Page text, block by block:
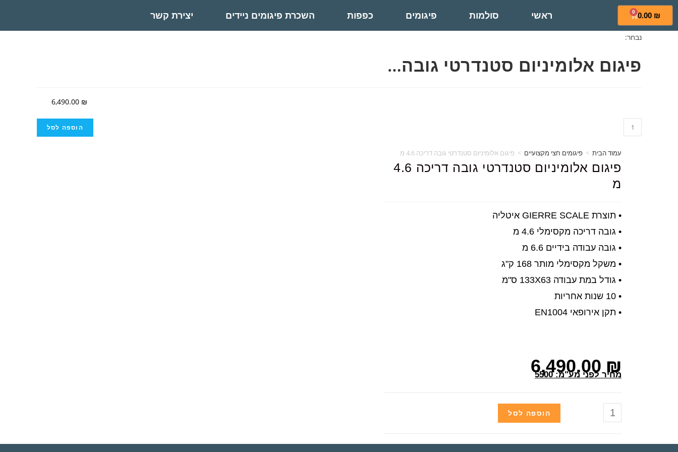
0.00 ₪
0 ראשי סולמות פיגומים כפפות השכרת פיגומים ניידים יצירת קשר
נבחר:
פיגום אלומיניום סטנדרטי גובה…
6,490.00 ₪
הוספה לסל
עמוד הבית > פיגומים חצי מקצועיים > פיגום אלומיניום סטנדרטי גובה דריכה 4.6 מ
פיגום אלומיניום סטנדרטי גובה דריכה 4.6
מ
• תוצרת GIERRE SCALE איטליה
• גובה דריכה מקסימלי 4.6 מ
• גובה עבודה בידיים 6.6 מ
• משקל מקסימלי מותר 168 ק"ג
• גודל במת עבודה 133X63 ס"מ
• 10 שנות אחריות
• תקן אירופאי EN1004
6,490.00₪
מחיר לפני מע"מ: 5500
הוספה לסל